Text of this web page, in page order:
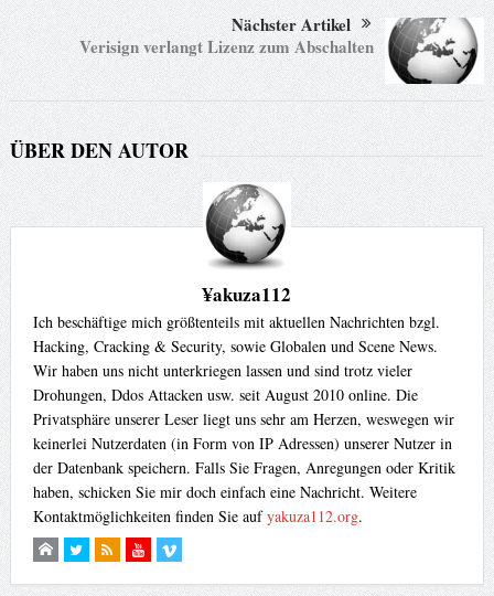
Nächster Artikel
Verisign verlangt Lizenz zum Abschalten
ÜBER DEN AUTOR
¥akuza112
Ich beschäftige mich größtenteils mit aktuellen Nachrichten bzgl.
Hacking, Cracking & Security, sowie Globalen und Scene News.
Wir haben uns nicht unterkriegen lassen und sind trotz vieler
Drohungen, Ddos Attacken usw. seit August 2010 online. Die
Privatsphäre unserer Leser liegt uns sehr am Herzen, weswegen wir
keinerlei Nutzerdaten (in Form von IP Adressen) unserer Nutzer in
der Datenbank speichern. Falls Sie Fragen, Anregungen oder Kritik
haben, schicken Sie mir doch einfach eine Nachricht. Weitere
Kontaktmöglichkeiten finden Sie aufyakuza112.org.